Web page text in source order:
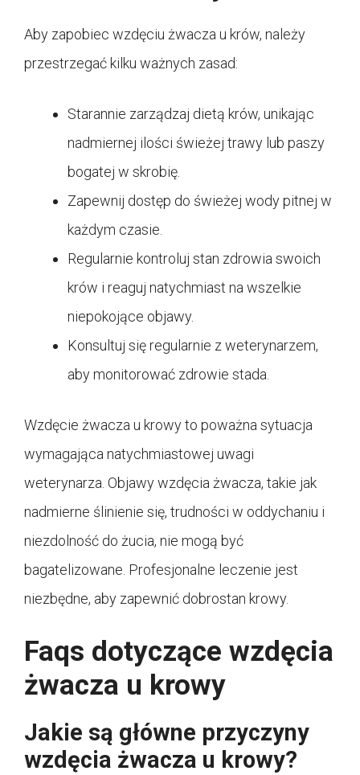
Aby zapobiec wzdęciu żwacza u krów, należy
przestrzegać kilku ważnych zasad:
Starannie zarządzaj dietą krów, unikając
nadmiernej ilości świeżej trawy lub paszy
bogatej w skrobię.
Zapewnij dostęp do świeżej wody pitnej w
każdym czasie.
Regularnie kontroluj stan zdrowia swoich
krów i reaguj natychmiast na wszelkie
niepokojące objawy.
Konsultuj się regularnie z weterynarzem,
aby monitorować zdrowie stada.
Wzdęcie żwacza u krowy to poważna sytuacja
wymagająca natychmiastowej uwagi
weterynarza. Objawy wzdęcia żwacza, takie jak
nadmierne ślinienie się, trudności w oddychaniu i
niezdolność do żucia, nie mogą być
bagatelizowane. Profesjonalne leczenie jest
niezbędne, aby zapewnić dobrostan krowy.
Faqs dotyczące wzdęcia
żwacza u krowy
Jakie są główne przyczyny
wzdęcia żwacza u krowy?